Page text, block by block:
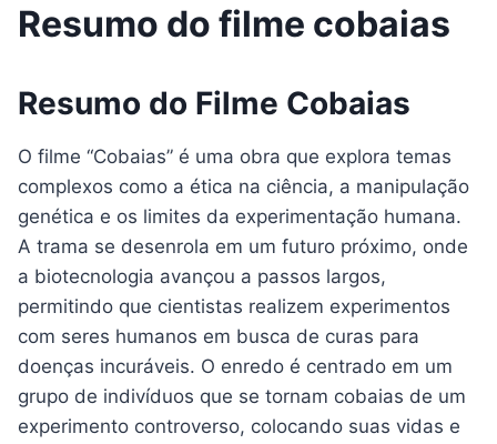
Resumo do filme cobaias
Resumo do Filme Cobaias
O filme “Cobaias” é uma obra que explora temas
complexos como a ética na ciência, a manipulação
genética e os limites da experimentação humana.
A trama se desenrola em um futuro próximo, onde
a biotecnologia avançou a passos largos,
permitindo que cientistas realizem experimentos
com seres humanos em busca de curas para
doenças incuráveis. O enredo é centrado em um
grupo de indivíduos que se tornam cobaias de um
experimento controverso, colocando suas vidas e